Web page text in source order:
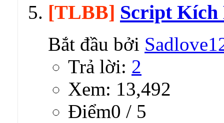
[TLBB] Script
Bắt đầu bởi
Trả lời: 2
Xem: 13,492
Ðiểm0 / 5